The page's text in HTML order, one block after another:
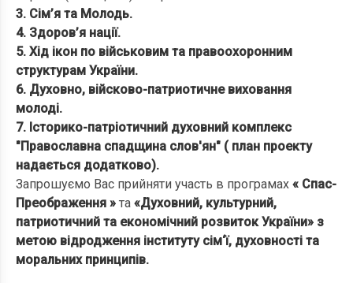
3. Сім’я та Молодь.
4. Здоров’я нації.
5. Хід ікон по військовим та правоохоронним
структурам України.
6. Духовно, війсково-патриотичне виховання
молоді.
7. Історико-патріотичний духовний комплекс
"Православна спадщина слов'ян" ( план проекту
надається додатково).
Запрошуємо Вас прийняти участь в програмах « Спас-
Преображення » та «Духовний, культурний,
патриотичний та економічний розвиток України» з
метою відродження інституту сім‘ї, духовності та
моральних принципів.